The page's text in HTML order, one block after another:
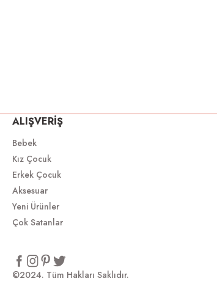
ALIŞVERİŞ
Bebek
Kız Çocuk
Erkek Çocuk
Aksesuar
Yeni Ürünler
Çok Satanlar
©2024. Tüm Hakları Saklıdır.